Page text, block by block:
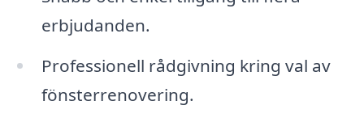
erbjudanden.
Professionell rådgivning kring val av
fönsterrenovering.